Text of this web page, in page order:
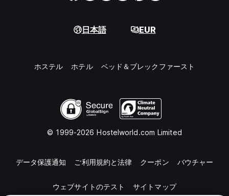
日本語 EUR
ホステル ホテル ベッド＆ブレックファースト
© 1999-2026 Hostelworld.com Limited
データ保護通知 ご利用規約と法律 クーポン バウチャー
ウェブサイトのテスト サイトマップ